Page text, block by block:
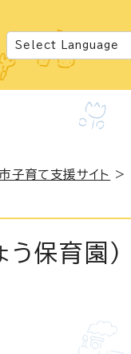
子育て支援サイト >
保育園）